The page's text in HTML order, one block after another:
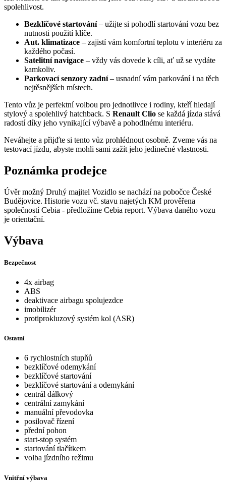
spolehlivost.
Bezklíčové startování– užijte si pohodlí startování vozu bez
nutnosti použití klíče.
Aut. klimatizace – zajistí vám komfortní teplotu v interiéru za
každého počasí.
Satelitní navigace – vždy vás dovede k cíli, ať už se vydáte
kamkoliv.
Parkovací senzory zadní– usnadní vám parkování i na těch
nejtěsnějších místech.
Tento vůz je perfektní volbou pro jednotlivce i rodiny, kteří hledají
stylový a spolehlivý hatchback. S Renault Clio se každá jízda stává
radostí díky jeho vynikající výbavě a pohodlnému interiéru.
Neváhejte a přijďte si tento vůz prohlédnout osobně. Zveme vás na
testovací jízdu, abyste mohli sami zažít jeho jedinečné vlastnosti.
Poznámka prodejce
Úvěr možný Druhý majitel Vozidlo se nachází na pobočce České
Budějovice. Historie vozu vč. stavu najetých KM prověřena
společností Cebia - předložíme Cebia report. Výbava daného vozu
je orientační.
Výbava
Bezpečnost
4x airbag
ABS
deaktivace airbagu spolujezdce
imobilizér
protiprokluzový systém kol (ASR)
Ostatní
6 rychlostních stupňů
bezklíčové odemykání
bezklíčové startování
bezklíčové startování a odemykání
centrál dálkový
centrální zamykání
manuální převodovka
posilovač řízení
přední pohon
start-stop systém
startování tlačítkem
volba jízdního režimu
Vnitřní výbava